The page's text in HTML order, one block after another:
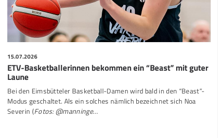
15.07.2026
ETV-Basketballerinnen bekommen ein “Beast” mit guter
Laune
Bei den Eimsbütteler Basketball-Damen wird bald in den “Beast”-
Modus geschaltet. Als ein solches nämlich bezeichnet sich Noa
Severin (Fotos: @manninge…